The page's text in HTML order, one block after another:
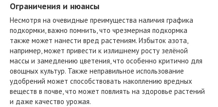
Ограничения и нюансы
Несмотря на очевидные преимущества наличия графика
подкормки, важно помнить, что чрезмерная подкормка
также может нанести вред растениям. Избыток азота,
например, может привести к излишнему росту зелёной
массы и замедлению цветения, что особенно критично для
овощных культур. Также неправильное использование
удобрений может способствовать накоплению вредных
веществ в почве, что может повлиять на здоровье растений
и даже качество урожая.